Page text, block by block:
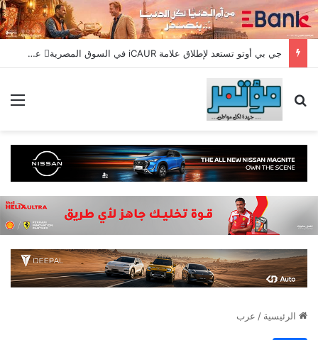
جي بي أوتو تستعد لإطلاق علامة iCAUR في السوق المصرية علامة عالمية جديدة لسيارات الطاقة الجديدة تجمع بين التكنولوجيا الذكية والتصميم الجريء وروح المغامر
بحث عن
الرئيسية / عرب